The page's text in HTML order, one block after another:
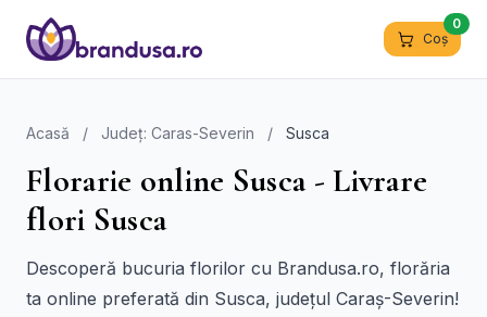
Coș
0
Acasă / Județ: Caras-Severin / Susca
Florarie online Susca - Livrare
flori Susca
Descoperă bucuria florilor cu Brandusa.ro, florăria
ta online preferată din Susca, județul Caraș-Severin!